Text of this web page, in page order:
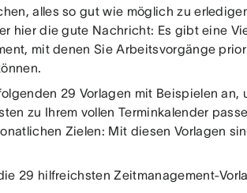
alles so gut wie möglich zu
hier die gute Nachricht: Es gibt eine
mit denen Sie Arbeitsvorgänge
29 Vorlagen mit Beispielen an,
zu Ihrem vollen Terminkalender
Zielen: Mit diesen Vorlagen
29 hilfreichsten Zeitmanagement-